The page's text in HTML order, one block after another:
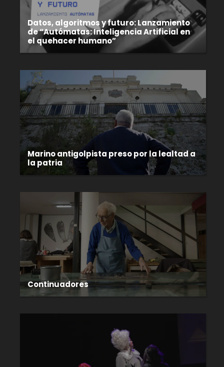
Datos, algoritmos y futuro: Lanzamiento
de “Autómatas: Inteligencia Artificial en
el quehacer humano”
Marino antigolpista preso por la lealtad a
la patria
Continuadores